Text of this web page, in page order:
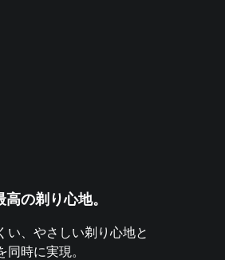
の剃り心地。
い、やさしい剃り心地と
時に実現。